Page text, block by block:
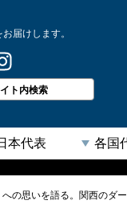
届けします。
リック
ト内検索
本代表 各国
の思いを語る。関西のダー